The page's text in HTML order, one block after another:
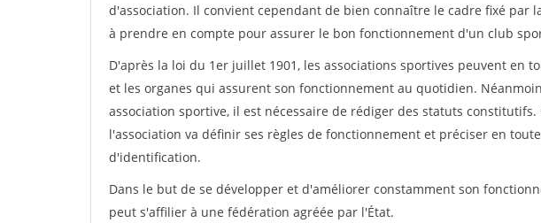
d'association. Il convient cependant de bien connaître le cadre fixé par
à prendre en compte pour assurer le bon fonctionnement d'un club
D'après la loi du 1er juillet 1901, les associations sportives peuvent en
et les organes qui assurent son fonctionnement au quotidien.
association sportive, il est nécessaire de rédiger des statuts constitutifs.
l'association va définir ses règles de fonctionnement et préciser en
d'identification.
Dans le but de se développer et d'améliorer constamment son
peut s'affilier à une fédération agréée par l'État.